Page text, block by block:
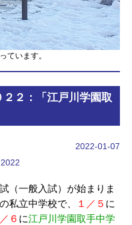
ています。
２：「江戸川学園取
2022-01-07
（一般入試）が始まりま
私立中学校で、
１／５ に
６ に江戸川学園取手中学